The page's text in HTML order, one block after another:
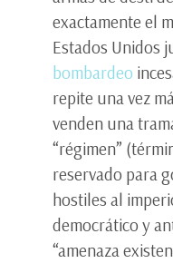
exactamente el
Estados Unidos
bombardeo
repite una vez
venden una
“régimen”
reservado para
hostiles al
democrático y
“amenaza